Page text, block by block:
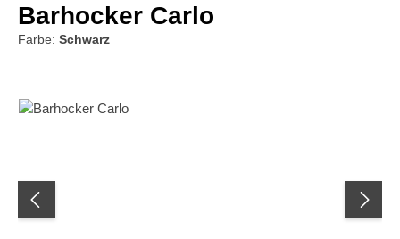
Barhocker Carlo
Farbe: Schwarz
Bildergalerie überspringen